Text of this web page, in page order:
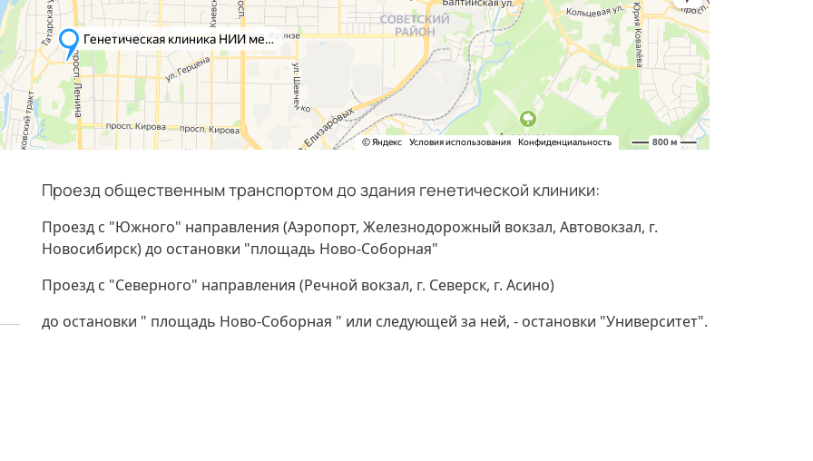
Проезд общественным транспортом до здания генетической клиники:
Проезд с "Южного" направления (Аэропорт, Железнодорожный вокзал, Автовокзал, г.
Новосибирск) до остановки "площадь Ново-Соборная"
Проезд с "Северного" направления (Речной вокзал, г. Северск, г. Асино)
до остановки " площадь Ново-Соборная " или следующей за ней, - остановки "Университет".